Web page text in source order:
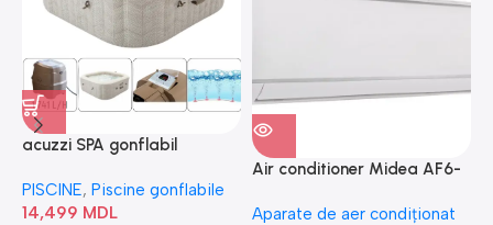
acuzzi SPA gonflabil
Bubble” 28446
PISCINE, Piscine gonflabile
14,499 MDL
Air conditioner Midea AF6-
Aparate de aer condiționat